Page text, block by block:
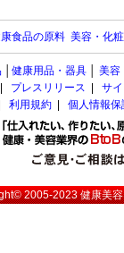
食品の原料 美容・化
健康用品・器具 美容
プレスリリース
サ
利用規約 個人情報
2005-2023健康美